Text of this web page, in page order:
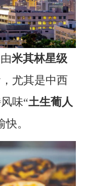
米其林星级
尤其是中西
味“土生葡人
。